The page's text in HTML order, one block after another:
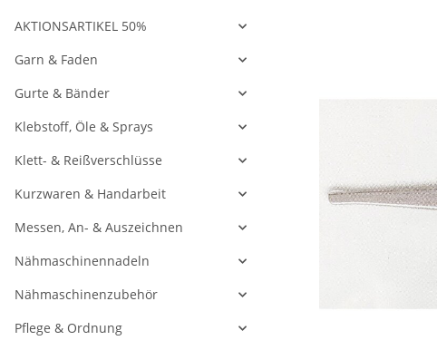
AKTIONSARTIKEL 50%
Garn & Faden
Gurte & Bänder
Klebstoff, Öle & Sprays
Klett- & Reißverschlüsse
Kurzwaren & Handarbeit
Messen, An- & Auszeichnen
Nähmaschinennadeln
Nähmaschinenzubehör
Pflege & Ordnung